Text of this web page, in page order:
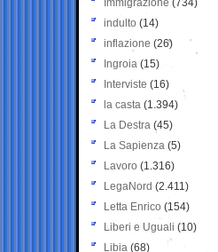
Immigrazione (734)
indulto (14)
inflazione (26)
Ingroia (15)
Interviste (16)
la casta (1.394)
La Destra (45)
La Sapienza (5)
Lavoro (1.316)
LegaNord (2.411)
Letta Enrico (154)
Liberi e Uguali (10)
Libia (68)